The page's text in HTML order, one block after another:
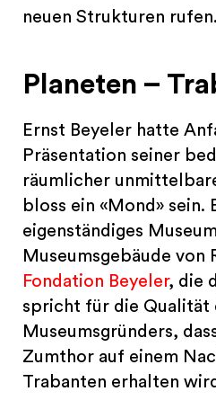
neuen Strukturen rufen.
Planeten –
Ernst Beyeler hatte
Präsentation seiner
räumlicher
bloss ein «Mond» sein.
eigenständiges
Museumsgebäude von
Fondation Beyeler, die
spricht für die Qualität
Museumsgründers,
Zumthor auf einem
Trabanten erhalten